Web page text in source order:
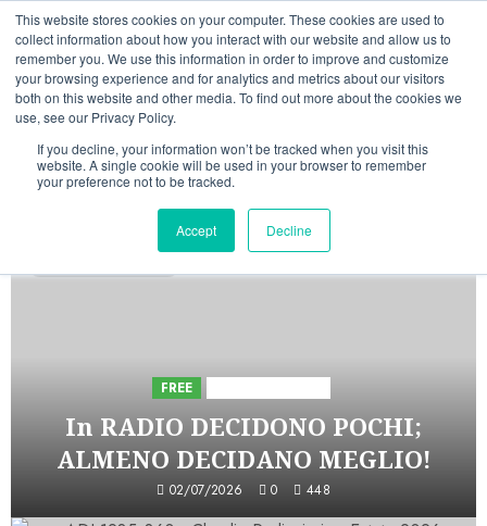
This website stores cookies on your computer. These cookies are used to
collect information about how you interact with our website and allow us to
remember you. We use this information in order to improve and customize
your browsing experience and for analytics and metrics about our visitors
both on this website and other media. To find out more about the cookies we
use, see our Privacy Policy.
If you decline, your information won’t be tracked when you visit this
website. A single cookie will be used in your browser to remember
your preference not to be tracked.
Accept Decline
Vai
contenuto
06/08/202608:26:12
LinkedinFacebook
X TelegramWhatsappMastodon
INIZIATIVE ASTORRI
FREE
In RADIO DECIDONO POCHI;
ALMENO DECIDANO MEGLIO!
02/07/2026 0 448